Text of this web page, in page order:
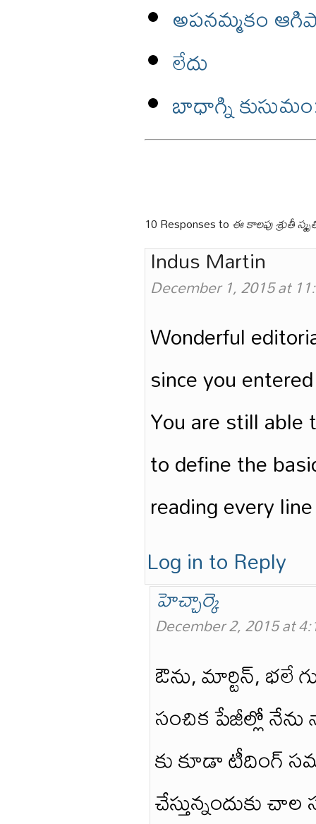
అపనమ్మకం
లేదు
బాధాగ్ని
10 Responses toఈ కాలపు శ్రుతీ
Indus Martin
December 1, 2015 at
Wonderful
since you
You are still
to define the
reading every
Log in to Reply
హెచ్చార్కె
December 2, 2015 at
ఔను, మార్టిన్, భలే
సంచిక పేజీల్లో
కు కూడా టీదింగ్
చేస్తున్నందుకు